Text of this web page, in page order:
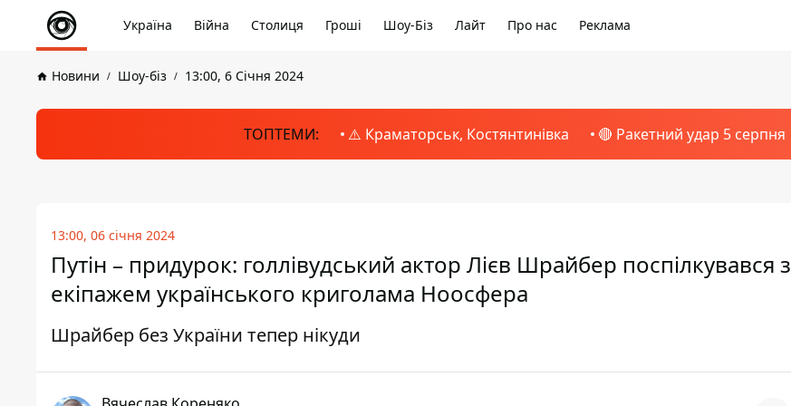
Україна Війна Столиця Гроші Шоу-Біз Лайт Про нас Реклама
Новини Шоу-біз 13:00, 6 Січня 2024
ТОПТЕМИ: ⚠️ Краматорськ, Костянтинівка 🔴 Ракетний удар 5 серпня
13:00, 06 січня 2024
Путін – придурок: голлівудський актор Лієв Шрайбер поспілкувався з
екіпажем українського криголама Ноосфера
Шрайбер без України тепер нікуди